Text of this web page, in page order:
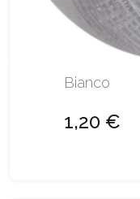
Bianco
1,20 €